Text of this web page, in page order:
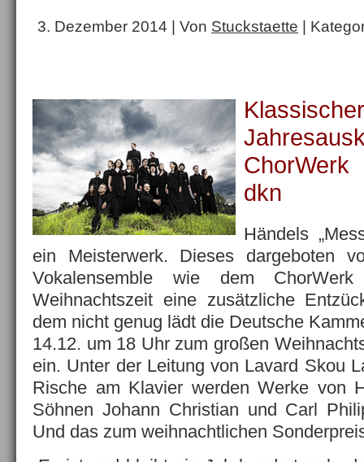
3. Dezember 2014 | Von Stuckstaette |
dkn
Händels
ein Meisterwerk. Dieses dargeboten
Vokalensemble wie dem
Weihnachtszeit eine zusätzliche
dem nicht genug lädt die Deutsche
14.12. um 18 Uhr zum großen
ein. Unter der Leitung von Lavard Skou
Rische am Klavier werden Werke von
Söhnen Johann Christian und Carl
Und das zum weihnachtlichen